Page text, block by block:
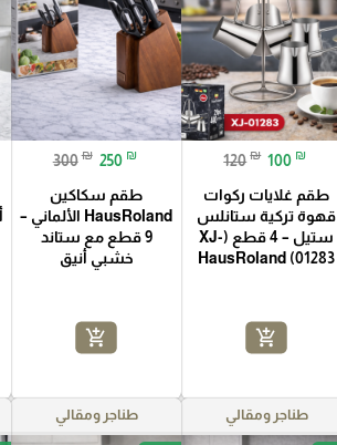
120 ₪ 100 ₪
طقم غلايات ركوات
قهوة تركية ستانلس
ستيل – 4 قطع (XJ-
01283) HausRoland
add_shopping_cart
300 ₪ 250 ₪
طقم سكاكين
HausRoland الألماني –
9 قطع مع ستاند
خشبي أنيق
add_shopping_cart
طناجر ومقالي طناجر ومقالي